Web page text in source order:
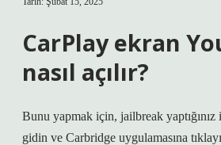
CarPlay ekran
nasıl açılır?
Bunu yapmak için, jailbreak yaptığınız
gidin ve Carbridge uygulamasına